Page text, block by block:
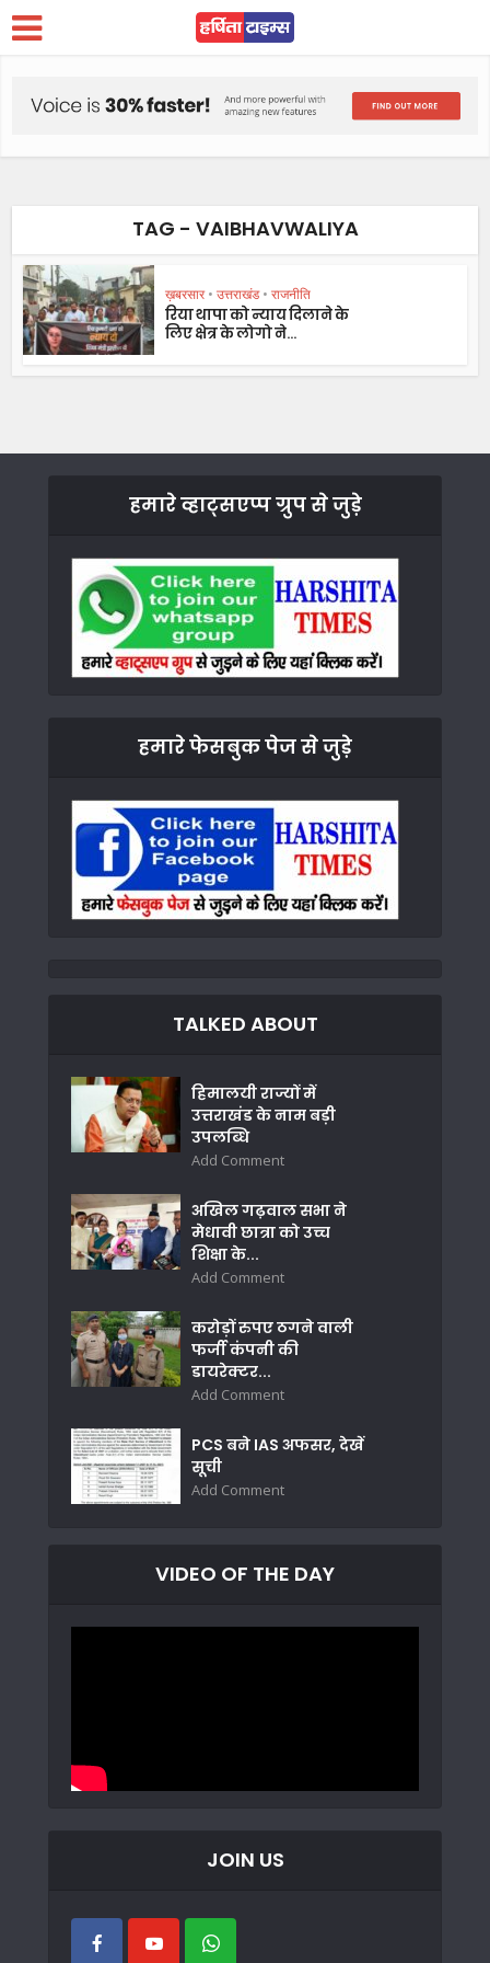
TAG - VAIBHAVWALIYA
ख़बरसार • उत्तराखंड • राजनीति
रिया थापा को न्याय दिलाने के
लिए क्षेत्र के लोगो ने...
हमारे व्हाट्सएप्प ग्रुप से जुड़े
हमारे फेसबुक पेज से जुड़े
TALKED ABOUT
हिमालयी राज्यों में
उत्तराखंड के नाम बड़ी
उपलब्धि
Add Comment
अखिल गढ़वाल सभा ने
मेधावी छात्रा को उच्च
शिक्षा के...
Add Comment
करोड़ों रुपए ठगने वाली
फर्जी कंपनी की
डायरेक्टर...
Add Comment
PCS बने IAS अफसर, देखें
सूची
Add Comment
VIDEO OF THE DAY
JOIN US